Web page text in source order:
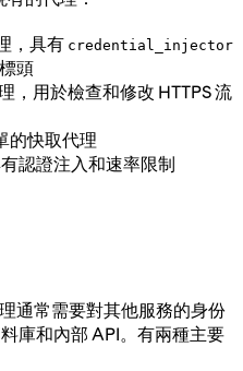
，具有 credential_injector
頭
，用於檢查和修改 HTTPS 流
的快取代理
認證注入和速率限制
通常需要對其他服務的身份
庫和內部 API。有兩種主要